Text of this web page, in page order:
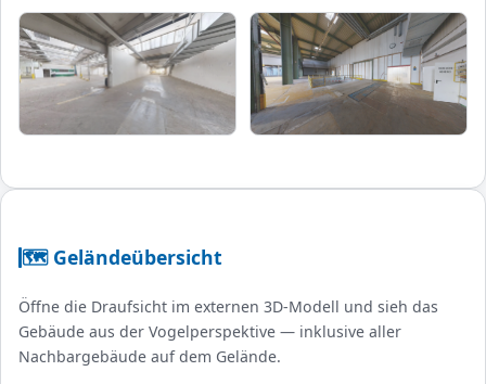
🗺️ Geländeübersicht
Öffne die Draufsicht im externen 3D-Modell und sieh das
Gebäude aus der Vogelperspektive — inklusive aller
Nachbargebäude auf dem Gelände.